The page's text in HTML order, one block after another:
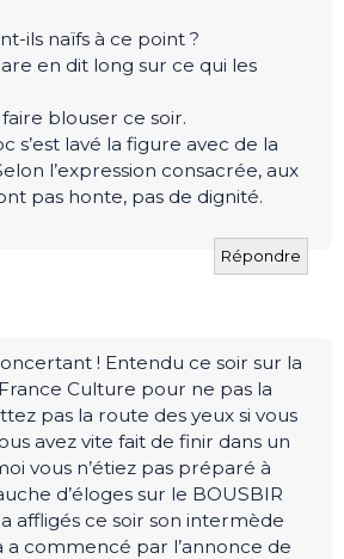
ils naïfs à ce point ?
en dit long sur ce qui les
blouser ce soir.
s’est lavé la figure avec de la
l’expression consacrée, aux
pas honte, pas de dignité.
Répondre
! Entendu ce soir sur la
Culture pour ne pas la
pas la route des yeux si vous
avez vite fait de finir dans un
vous n’étiez pas préparé à
d’éloges sur le BOUSBIR
affligés ce soir son intermède
a commencé par l’annonce de